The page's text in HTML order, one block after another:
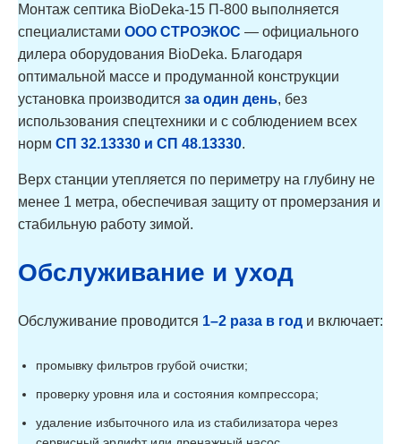
BioDeka-6
6 1,2
BioDeka-6 C-
1800
BioDeka-6
П-1800
6 1,2
BioDeka-8 С-800
8 1,6
BioDeka-8 C-
1050
BioDeka-8 C-
1300
1,6
BioDeka-8
П-1300
8
BioDeka-8
П-1800
8 1,6
BioDeka-10
800
15
П-800
15 3
Монтаж септика BioDeka-15 П-800 выполняется
специалистами ООО СТРОЭКОС — официального
дилера оборудования BioDeka. Благодаря
оптимальной массе и продуманной конструкции
установка производится за один день, без
использования спецтехники и с соблюдением всех
норм СП 32.13330 и СП 48.13330.
Верх станции утепляется по периметру на глубину не
менее 1 метра, обеспечивая защиту от промерзания и
стабильную работу зимой.
Обслуживание и уход
Обслуживание проводится 1–2 раза в год и включает:
промывку фильтров грубой очистки;
проверку уровня ила и состояния компрессора;
удаление избыточного ила из стабилизатора через